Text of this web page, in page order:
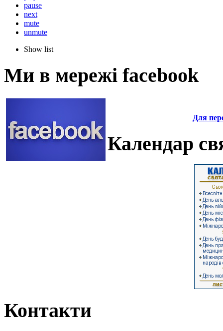
pause
next
mute
unmute
Show list
Ми в мережі facebook
Для
Календар
Контакти